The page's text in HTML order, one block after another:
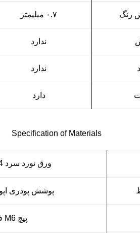
رنگ ۰.۷ میلیمتر
ندارد
ندارد
دارد
Specification of Materials
ورق نورد سرد ST14 و ST16
پوشش پودری
پیچ M6 فولادی